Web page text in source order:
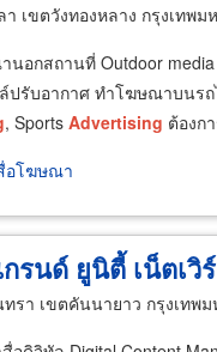
เขตวังทองหลาง กรุงเทพม
อกสถานที่ Outdoor
ปรับอากาศ ทำโฆษณาบนร
, Sports Advertising ต้องก
อโฆษณา
รนด์ ยูนิตี้ เน็ตเวิ
รา เขตคันนายาว กรุงเทพ